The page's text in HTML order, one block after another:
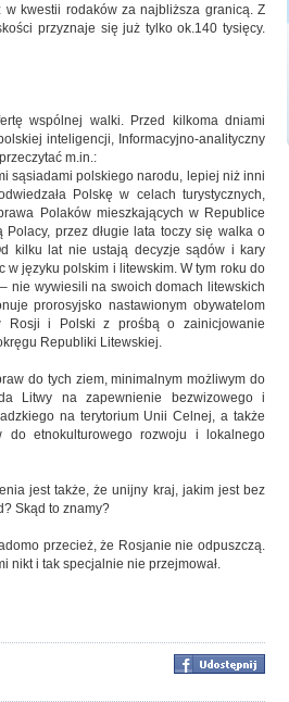
w kwestii rodaków za najbliższa granicą. Z
przyznaje się już tylko ok.140 tysięcy.
wspólnej walki. Przed kilkoma dniami
inteligencji, Informacyjno-analityczny
m.in.:
sąsiadami polskiego narodu, lepiej niż inni
Polskę w celach turystycznych,
Polaków mieszkających w Republice
przez długie lata toczy się walka o
kilku lat nie ustają decyzje sądów i kary
w języku polskim i litewskim. W tym roku do
nie wywiesili na swoich domach litewskich
prorosyjsko nastawionym obywatelom
Rosji i Polski z prośbą o zainicjowanie
Republiki Litewskiej.
do tych ziem, minimalnym możliwym do
Litwy na zapewnienie bezwizowego i
na terytorium Unii Celnej, a także
do etnokulturowego rozwoju i lokalnego
jest także, że unijny kraj, jakim jest bez
Skąd to znamy?
przecież, że Rosjanie nie odpuszczą.
nikt i tak specjalnie nie przejmował.